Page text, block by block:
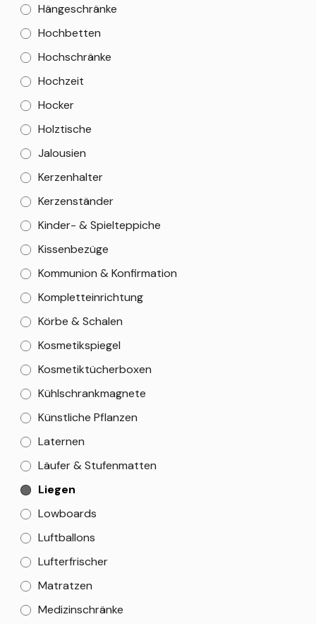
Hängeschränke
Hochbetten
Hochschränke
Hochzeit
Hocker
Holztische
Jalousien
Kerzenhalter
Kerzenständer
Kinder- & Spielteppiche
Kissenbezüge
Kommunion & Konfirmation
Kompletteinrichtung
Körbe & Schalen
Kosmetikspiegel
Kosmetiktücherboxen
Kühlschrankmagnete
Künstliche Pflanzen
Laternen
Läufer & Stufenmatten
Liegen
Lowboards
Luftballons
Lufterfrischer
Matratzen
Medizinschränke